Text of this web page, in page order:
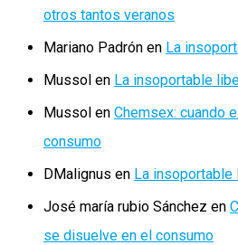
otros tantos veranos
Mariano Padrón en La
Mussol en La insoportable
Mussol en Chemsex: cuando
consumo
DMalignus en La insoportable
José maría rubio Sánchez en
se disuelve en el consumo